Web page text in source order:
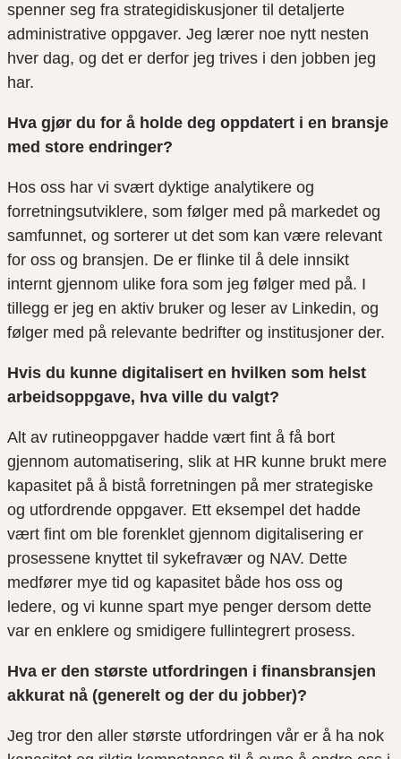
spenner seg fra strategidiskusjoner til detaljerte
administrative oppgaver. Jeg lærer noe nytt nesten
hver dag, og det er derfor jeg trives i den jobben jeg
har.
Hva gjør du for å holde deg oppdatert i en bransje
med store endringer?
Hos oss har vi svært dyktige analytikere og
forretningsutviklere, som følger med på markedet og
samfunnet, og sorterer ut det som kan være relevant
for oss og bransjen. De er flinke til å dele innsikt
internt gjennom ulike fora som jeg følger med på. I
tillegg er jeg en aktiv bruker og leser av Linkedin, og
følger med på relevante bedrifter og institusjoner der.
Hvis du kunne digitalisert en hvilken som helst
arbeidsoppgave, hva ville du valgt?
Alt av rutineoppgaver hadde vært fint å få bort
gjennom automatisering, slik at HR kunne brukt mere
kapasitet på å bistå forretningen på mer strategiske
og utfordrende oppgaver. Ett eksempel det hadde
vært fint om ble forenklet gjennom digitalisering er
prosessene knyttet til sykefravær og NAV. Dette
medfører mye tid og kapasitet både hos oss og
ledere, og vi kunne spart mye penger dersom dette
var en enklere og smidigere fullintegrert prosess.
Hva er den største utfordringen i finansbransjen
akkurat nå (generelt og der du jobber)?
Jeg tror den aller største utfordringen vår er å ha nok